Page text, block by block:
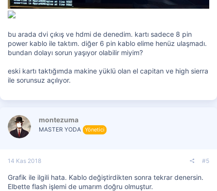
bu arada dvi çıkış ve hdmi de denedim. kartı sadece 8 pin
power kablo ile taktım. diğer 6 pin kablo elime henüz ulaşmadı.
bundan dolayı sorun yaşıyor olabilir miyim?
eski kartı taktığımda makine yüklü olan el capitan ve high sierra
ile sorunsuz açılıyor.
montezuma
MASTER YODA Yönetici
14 Kas 2018 #5
Grafik ile ilgili hata. Kablo değiştirdikten sonra tekrar denersin.
Elbette flash işlemi de umarım doğru olmuştur.